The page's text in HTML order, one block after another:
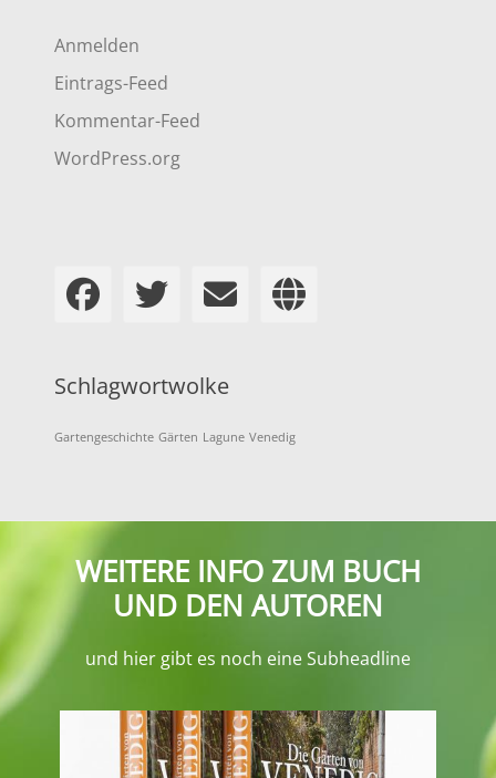
Anmelden
Eintrags-Feed
Kommentar-Feed
WordPress.org
Facebook
Twitter
EmailGlobe
Schlagwortwolke
Gartengeschichte Gärten Lagune Venedig
WEITERE INFO ZUM BUCH
UND DEN AUTOREN
und hier gibt es noch eine Subheadline